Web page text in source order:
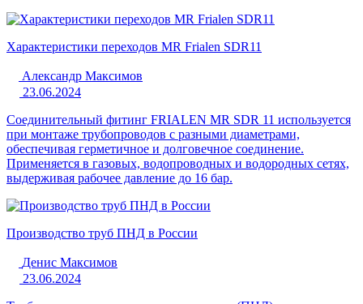
Характеристики переходов MR Frialen SDR11
Александр Максимов
23.06.2024
Соединительный фитинг FRIALEN MR SDR 11 используется
при монтаже трубопроводов с разными диаметрами,
обеспечивая герметичное и долговечное соединение.
Применяется в газовых, водопроводных и водородных сетях,
выдерживая рабочее давление до 16 бар.
Производство труб ПНД в России
Денис Максимов
23.06.2024